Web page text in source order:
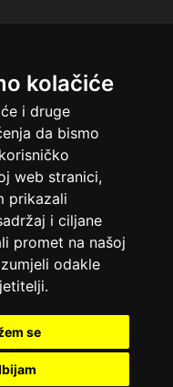
kolačiće
i druge
da bismo
web stranici,
prikazali
i ciljane
promet na našoj
odakle
se